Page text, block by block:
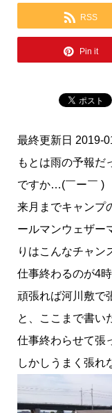
RSS
Pin it
最終更新日 2019-
もとは雨の予報だ
ですか…(￣ー￣ )
来月までキャンプ
ールマンウェザー
りはこんなチャ
仕事終わるのが4時
頑張れば河川敷で
と、ここまで書い
仕事終わらせて張
しかしうまく張れ